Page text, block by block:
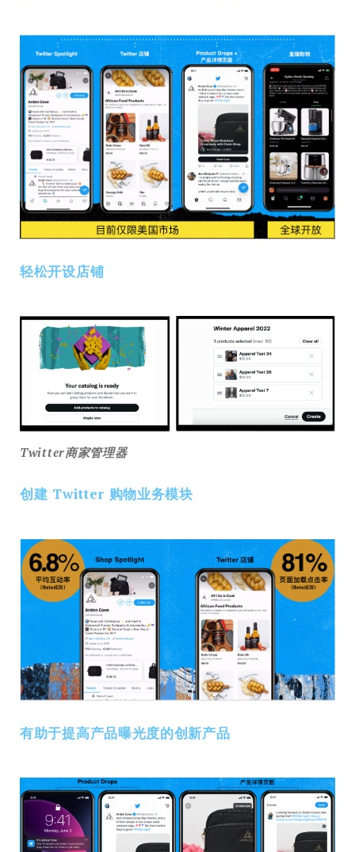
轻松开设店铺
Twitter商家管理器
创建 Twitter 购物业务模块
有助于提⾼产品曝光度的创新产品